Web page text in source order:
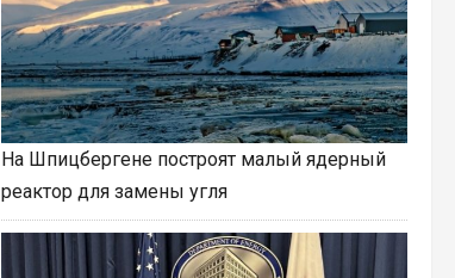
На Шпицбергене построят малый ядерный
реактор для замены угля